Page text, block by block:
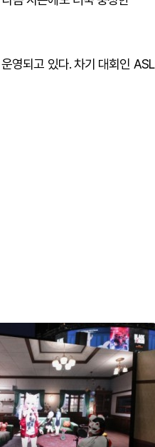
영되고 있다. 차기 대회인 ASL